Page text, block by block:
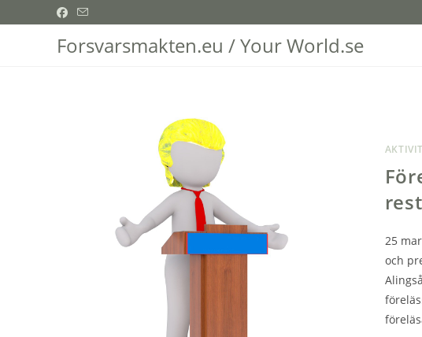
till
Forsvarsmakten.eu / Your World.se
25
och